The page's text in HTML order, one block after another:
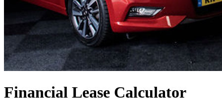
Financial Lease Calculator